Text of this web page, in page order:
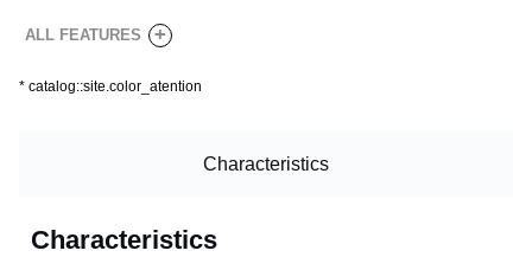
ALL FEATURES +
* catalog::site.color_atention
Characteristics
Characteristics